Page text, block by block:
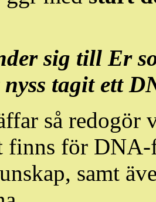
sig till Er
tagit ett
så
finns för
samt